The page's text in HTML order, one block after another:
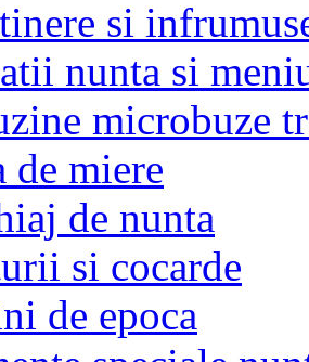
si
nunta si
microbuze
de miere
de nunta
si cocarde
de epoca